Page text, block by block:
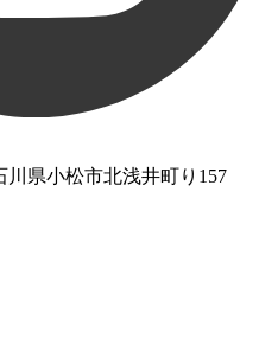
川県小松市北浅井町り157